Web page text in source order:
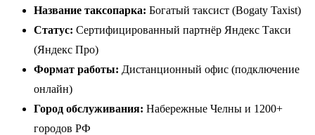
Название таксопарка: Богатый таксист (Bogaty Taxist)
Статус: Сертифицированный партнёр Яндекс Такси
(Яндекс Про)
Формат работы: Дистанционный офис (подключение
онлайн)
Город обслуживания: Набережные Челны и 1200+
городов РФ